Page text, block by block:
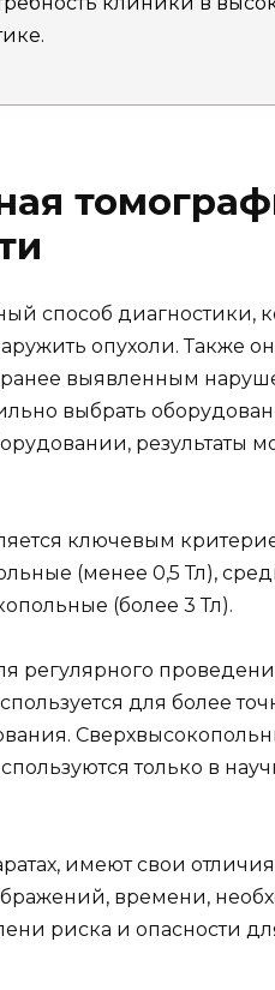
способ диагностики,
опухоли. Также
ранее выявленным
выбрать
результаты
ключевым
(менее 0,5 Тл),
(более 3 Тл).
регулярного
для более
только в
имеют свои
времени,
риска и опасности